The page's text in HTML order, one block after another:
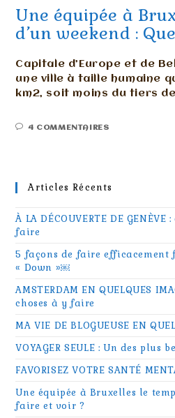
Une équipée à
d’un weekend :
Capitale d’Europe et de
une ville à taille humaine
km2, soit moins du tiers
4 COMMENTAIRES
Articles Récents
À LA DÉCOUVERTE DE
faire
5 façons de faire efficacement
« Down »￼
AMSTERDAM EN QUELQUES
choses à y faire
MA VIE DE BLOGUEUSE EN
VOYAGER SEULE : Un des plus
FAVORISEZ VOTRE SANTÉ
Une équipée à Bruxelles le
faire et voir ?